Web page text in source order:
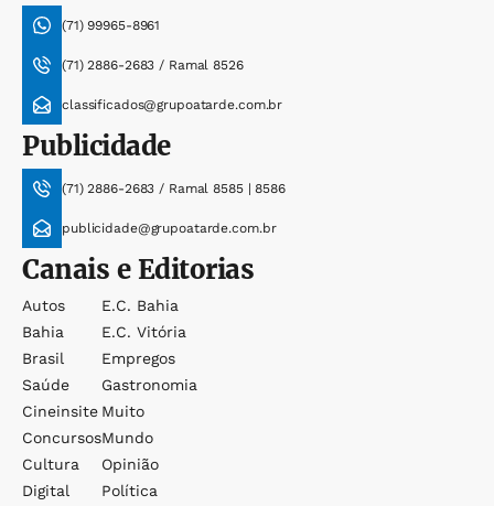
(71) 99965-8961
(71) 2886-2683 / Ramal 8526
classificados@grupoatarde.com.br
Publicidade
(71) 2886-2683 / Ramal 8585 | 8586
publicidade@grupoatarde.com.br
Canais e Editorias
Autos
Bahia
Brasil
Saúde
Cineinsite
Concursos
Cultura
Digital
E.c. Bahia
E.c. Vitória
Empregos
Gastronomia
Muito
Mundo
Opinião
Política